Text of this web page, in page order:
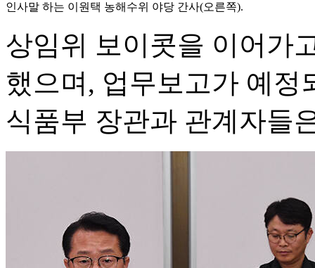
인사말 하는 이원택 농해수위 야당 간사(오른쪽).
상임위 보이콧을 이어가
했으며, 업무보고가 예정
식품부 장관과 관계자들